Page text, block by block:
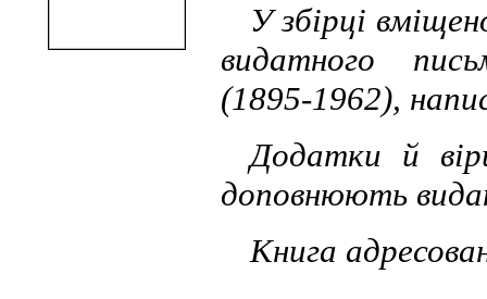
У збірці
видатного
(1895-1962),
Додатки й
доповнюють
Книга